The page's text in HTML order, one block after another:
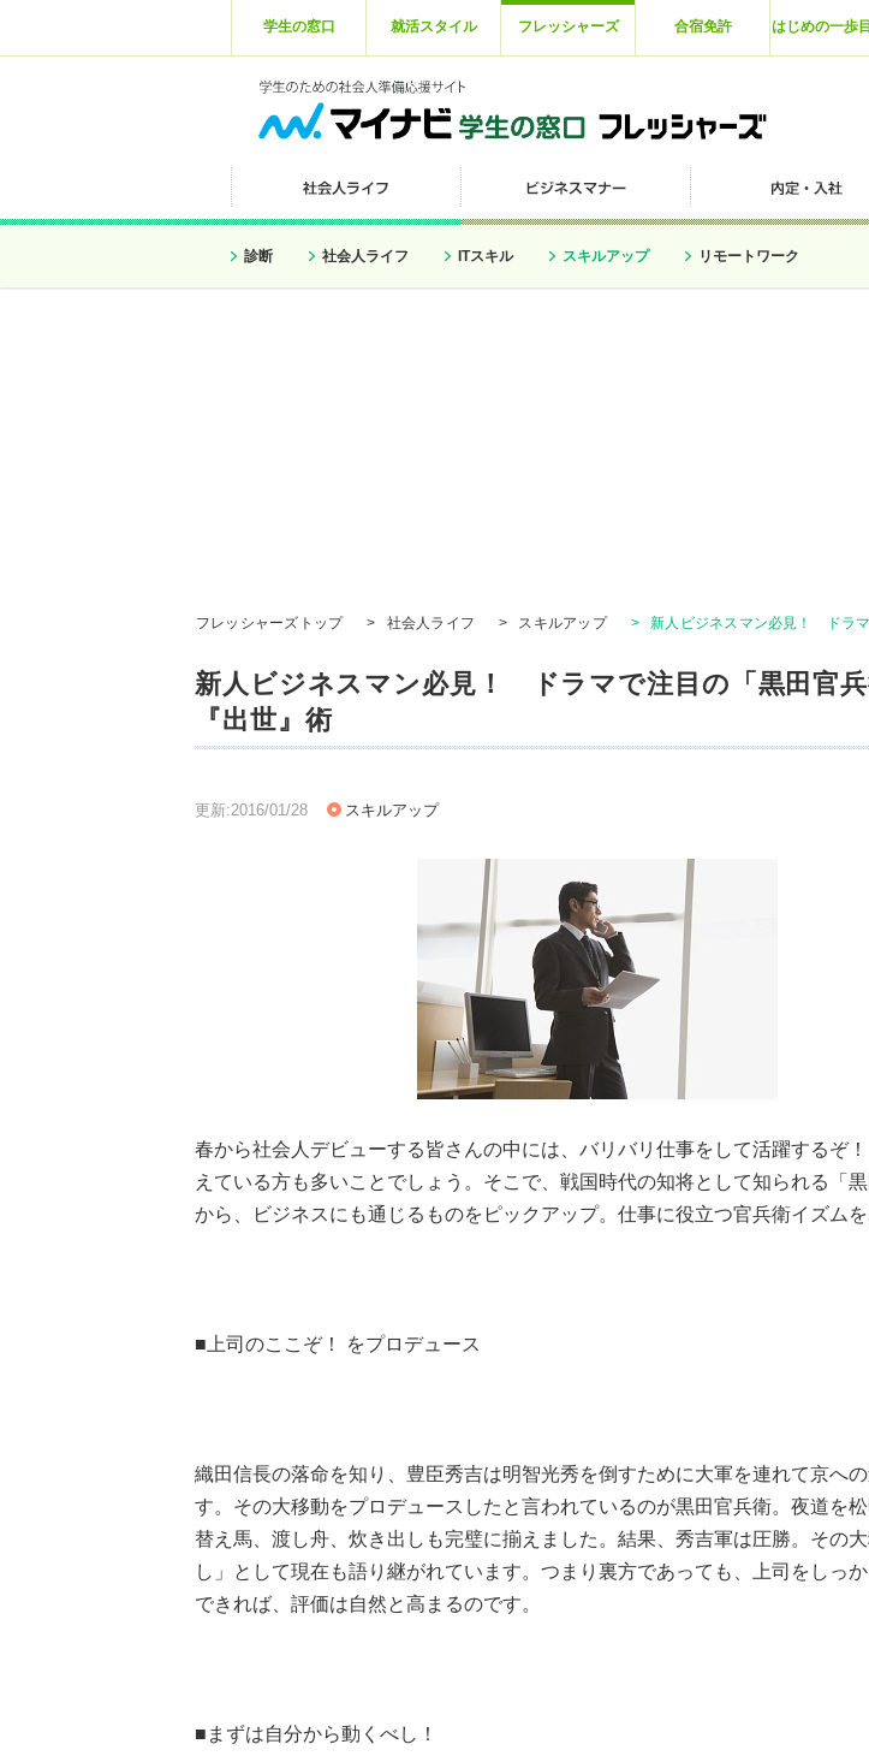
学生の窓口 就活スタイル フレッシャーズ 合宿免許 はじめの一歩
診断 社会人ライフ ITスキル スキルアップ リモートワーク
フレッシャーズトップ > 社会人ライフ > スキルアップ > 新人ビジネスマン必見！ ドラ
新人ビジネスマン必見！ ドラマで注目の「黒田官
『出世』術
更新:2016/01/28 スキルアップ
春から社会人デビューする皆さんの中には、バリバリ仕事をして活躍するぞ
えている方も多いことでしょう。そこで、戦国時代の知将として知られる「
から、ビジネスにも通じるものをピックアップ。仕事に役立つ官兵衛イズムを
■上司のここぞ！ をプロデュース
織田信長の落命を知り、豊臣秀吉は明智光秀を倒すために大軍を連れて京へ
す。その大移動をプロデュースしたと言われているのが黒田官兵衛。夜道を松
替え馬、渡し舟、炊き出しも完璧に揃えました。結果、秀吉軍は圧勝。その
し」として現在も語り継がれています。つまり裏方であっても、上司をしっ
できれば、評価は自然と高まるのです。
■まずは自分から動くべし！